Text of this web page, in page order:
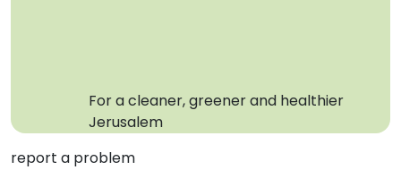
For a cleaner, greener and healthier
Jerusalem
report a problem